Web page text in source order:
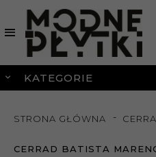
KATEGORIE
STRONA GŁÓWNA
CERRAD BATISTA